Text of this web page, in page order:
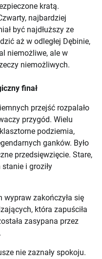
kratą.
najbardziej
być najdłuższy ze
aż w odległej Dębinie,
niemożliwe, ale w
niemożliwych.
finał
przejść rozpalało
przygód. Wielu
podziemia,
ganków. Było
przedsięwzięcie. Stare,
i groziły
wypraw zakończyła się
która zapuściła
zasypana przez
nie zaznały spokoju.